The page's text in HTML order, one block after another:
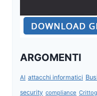
ARGOMENTI
AI attacchi informatici
security compliance